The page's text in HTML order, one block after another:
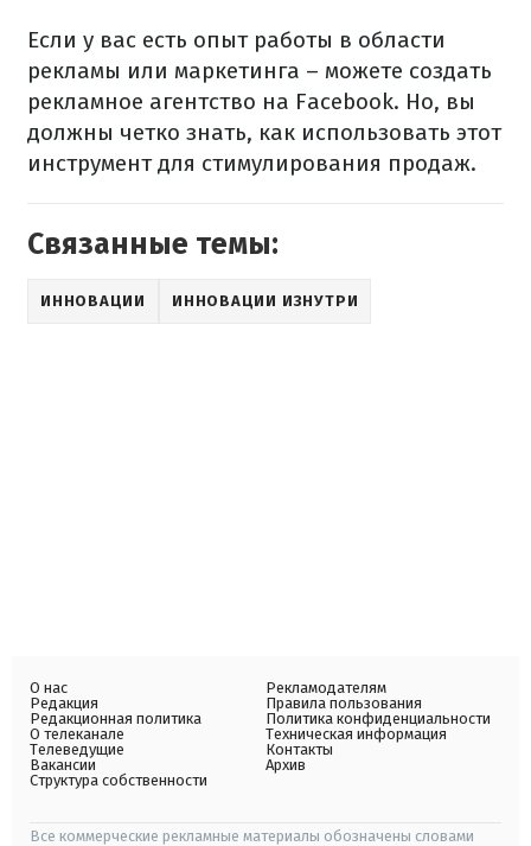
Если у вас есть опыт работы в области
рекламы или маркетинга – можете создать
рекламное агентство на Facebook. Но, вы
должны четко знать, как использовать этот
инструмент для стимулирования продаж.
Связанные темы:
ИННОВАЦИИ ИННОВАЦИИ ИЗНУТРИ
О нас
Редакция
Редакционная политика
О телеканале
Телеведущие
Вакансии
Структура собственности
Рекламодателям
Правила пользования
Политика конфиденциальности
Техническая информация
Контакты
Архив
Все коммерческие рекламные материалы обозначены словами